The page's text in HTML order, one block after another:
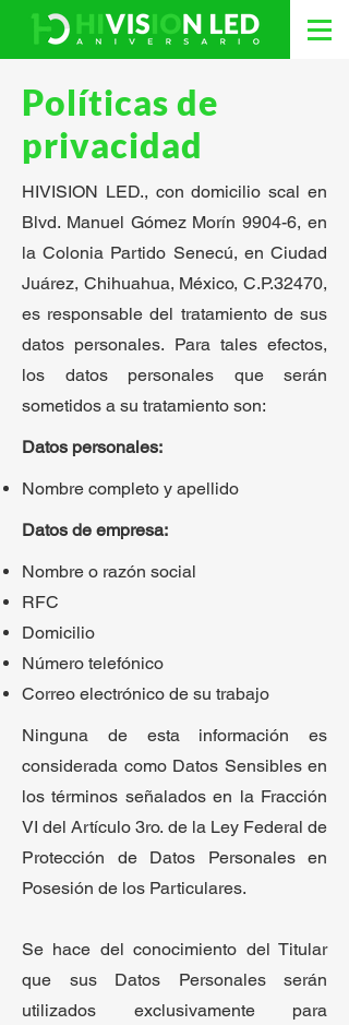
Políticas de
privacidad
HIVISION LED., con domicilio scal en
Blvd. Manuel Gómez Morín 9904-6, en
la Colonia Partido Senecú, en Ciudad
Juárez, Chihuahua, México, C.P.32470,
es responsable del tratamiento de sus
datos personales. Para tales efectos,
los datos personales que serán
sometidos a su tratamiento son:
Datos personales:
Nombre completo y apellido
Datos de empresa:
Nombre o razón social
RFC
Domicilio
Número telefónico
Correo electrónico de su trabajo
Ninguna de esta información es
considerada como Datos Sensibles en
los términos señalados en la Fracción
VI del Artículo 3ro. de la Ley Federal de
Protección de Datos Personales en
Posesión de los Particulares.
Se hace del conocimiento del Titular
que sus Datos Personales serán
utilizados exclusivamente para